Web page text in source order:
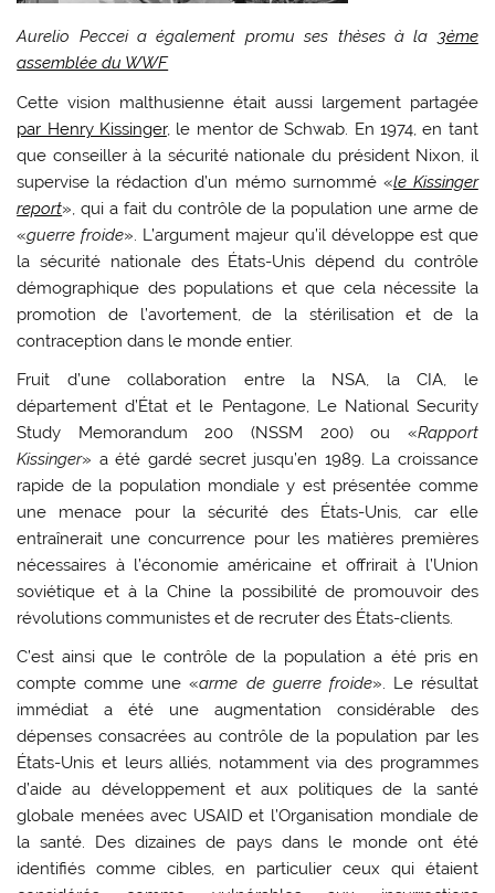
Aurelio Peccei a également promu ses thèses à la 3ème
assemblée du WWF
Cette vision malthusienne était aussi largement partagée
par Henry Kissinger, le mentor de Schwab. En 1974, en tant
que conseiller à la sécurité nationale du président Nixon, il
supervise la rédaction d’un mémo surnommé «le Kissinger
report», qui a fait du contrôle de la population une arme de
«guerre froide». L’argument majeur qu’il développe est que
la sécurité nationale des États-Unis dépend du contrôle
démographique des populations et que cela nécessite la
promotion de l’avortement, de la stérilisation et de la
contraception dans le monde entier.
Fruit d’une collaboration entre la NSA, la CIA, le
département d’État et le Pentagone, Le National Security
Study Memorandum 200 (NSSM 200) ou «Rapport
Kissinger» a été gardé secret jusqu’en 1989. La croissance
rapide de la population mondiale y est présentée comme
une menace pour la sécurité des États-Unis, car elle
entraînerait une concurrence pour les matières premières
nécessaires à l’économie américaine et offrirait à l’Union
soviétique et à la Chine la possibilité de promouvoir des
révolutions communistes et de recruter des États-clients.
C’est ainsi que le contrôle de la population a été pris en
compte comme une «arme de guerre froide». Le résultat
immédiat a été une augmentation considérable des
dépenses consacrées au contrôle de la population par les
États-Unis et leurs alliés, notamment via des programmes
d’aide au développement et aux politiques de la santé
globale menées avec USAID et l’Organisation mondiale de
la santé. Des dizaines de pays dans le monde ont été
identifiés comme cibles, en particulier ceux qui étaient